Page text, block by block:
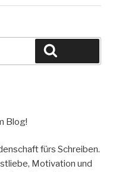
Blog!
fürs Schreiben.
Motivation und